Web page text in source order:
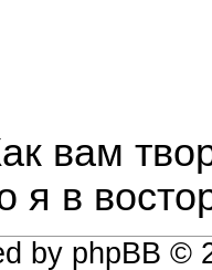
вам
я в
by phpBB ©